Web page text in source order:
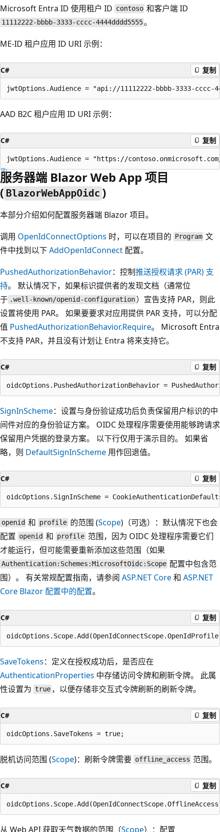
Microsoft Entra ID 使用租户 ID contoso 和客户端 ID
11112222-bbbb-3333-cccc-4444dddd5555。
ME-ID 租户应用 ID URI 示例：
C# 复制
AAD B2C 租户应用 ID URI 示例：
C# 复制
服务器端 Blazor Web App 项目
( BlazorWebAppOidc )
本部分介绍如何配置服务器端 Blazor 项目。
调用 OpenIdConnectOptions 时，可以在项目的 Program 文
件中找到以下AddOpenIdConnect 配置。
PushedAuthorizationBehavior：控制推送授权请求 (PAR) 支
持。 默认情况下，如果标识提供者的发现文档（通常位
于 .well-known/openid-configuration ）宣告支持 PAR，则此
设置将使用 PAR。 如果要要求对应用提供 PAR 支持，可以分配
值 PushedAuthorizationBehavior.Require。 Microsoft Entra
不支持 PAR，并且没有计划让 Entra 将来支持它。
C# 复制
SignInScheme：设置与身份验证成功后负责保留用户标识的中
间件对应的身份验证方案。 OIDC 处理程序需要使用能够跨请求
保留用户凭据的登录方案。 以下行仅用于演示目的。 如果省
略，则 DefaultSignInScheme 用作回退值。
C# 复制
openid 和 profile 的范围 (Scope)（可选）：默认情况下也会
配置 openid 和 profile 范围，因为 OIDC 处理程序需要它们
才能运行，但可能需要重新添加这些范围（如果
Authentication:Schemes:MicrosoftOidc:Scope 配置中包含范
围）。 有关常规配置指南，请参阅 ASP.NET Core和 ASP.NET
Core Blazor 配置中的配置。
C# 复制
SaveTokens：定义在授权成功后，是否应在
AuthenticationProperties 中存储访问令牌和刷新令牌。 此属
性设置为 true ，以便存储非交互式令牌刷新的刷新令牌。
C# 复制
脱机访问范围 (Scope)：刷新令牌需要 offline_access 范围。
C# 复制
从 Web API 获取天气数据的范围（Scope）：配置